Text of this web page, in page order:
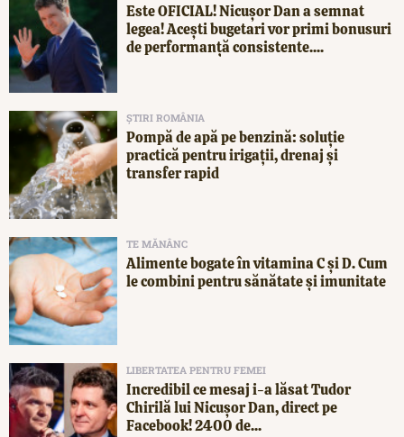
Este OFICIAL! Nicușor Dan a semnat
legea! Acești bugetari vor primi bonusuri
de performanță consistente....
ȘTIRI ROMÂNIA
Pompă de apă pe benzină: soluție
practică pentru irigații, drenaj și
transfer rapid
TE MĂNÂNC
Alimente bogate în vitamina C și D. Cum
le combini pentru sănătate și imunitate
LIBERTATEA PENTRU FEMEI
Incredibil ce mesaj i-a lăsat Tudor
Chirilă lui Nicușor Dan, direct pe
Facebook! 2400 de...